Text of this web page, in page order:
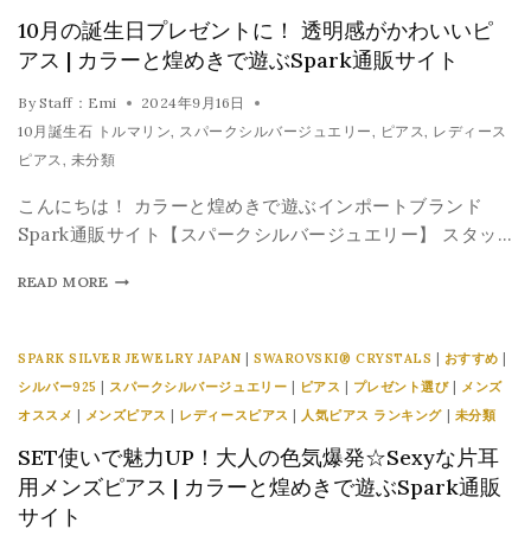
10月の誕生日プレゼントに！ 透明感がかわいいピ
アス | カラーと煌めきで遊ぶSpark通販サイト
By Staff：Emi
2024年9月16日
10月誕生石 トルマリン, スパークシルバージュエリー, ピアス, レディース
ピアス, 未分類
こんにちは！ カラーと煌めきで遊ぶインポートブランド
Spark通販サイト【スパークシルバージュエリー】 スタッ…
READ MORE
SPARK SILVER JEWELRY JAPAN |SWAROVSKI® CRYSTALS おすすめ
シルバー925
|スパークシルバージュエリー ピアス プレゼント選び| メンズ
オススメ
メンズピアス レディースピアス 人気ピアス ランキング| 未分類
SET使いで魅力UP！大人の色気爆発☆Sexyな片耳
用メンズピアス | カラーと煌めきで遊ぶSpark通販
サイト